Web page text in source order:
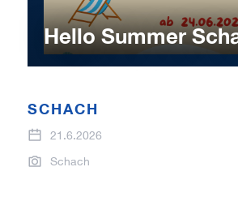
Hello Summer
SCHACH
21.6.2026
Schach